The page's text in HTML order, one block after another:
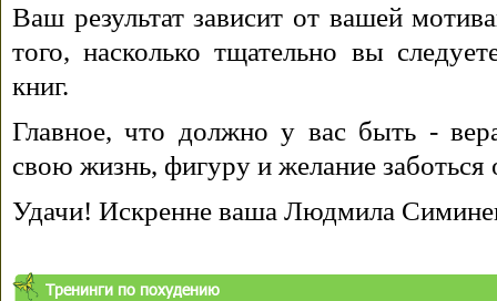
Ваш результат зависит от вашей
того, насколько тщательно вы
книг.
Главное, что должно у вас быть -
свою жизнь, фигуру и желание заботься
Удачи! Искренне ваша Людмила
Тренинги по похудению